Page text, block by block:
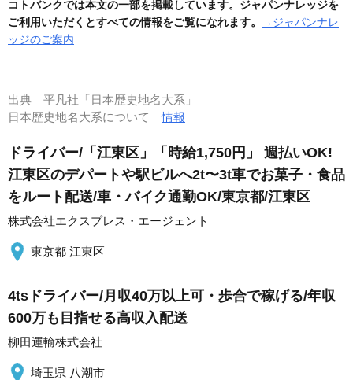
コトバンクでは本文の一部を掲載しています。ジャパンナレッジを
ご利用いただくとすべての情報をご覧になれます。
→ジャパンナレ
ッジのご案内
出典 平凡社「日本歴史地名大系」
日本歴史地名大系について情報
ドライバー/「江東区」「時給1,750円」 週払いOK!
江東区のデパートや駅ビルへ2t〜3t車でお菓子・食品
をルート配送/車・バイク通勤OK/東京都/江東区
株式会社エクスプレス・エージェント
東京都 江東区
4tsドライバー/月収40万以上可・歩合で稼げる/年収
600万も目指せる高収入配送
柳田運輸株式会社
埼玉県 八潮市